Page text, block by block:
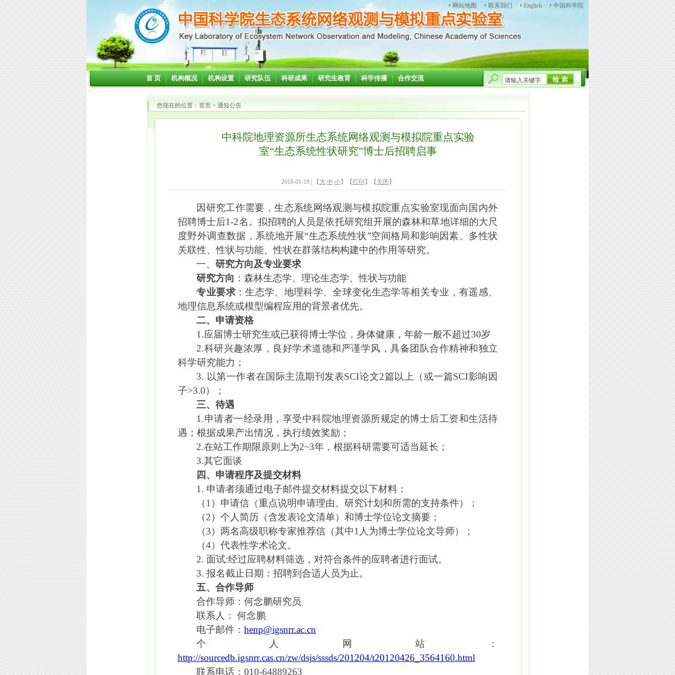
网站地图 联系我们 English 中国科学院
首 页 机构概况 机构设置 研究队伍 科研成果 研究生教育 科学传播 合作交流
您现在的位置： 首页 > 通知公告
中科院地理资源所生态系统网络观测与模拟院重点实验
室“生态系统性状研究”博士后招聘启事
2018-01-19 | 【 大 中 小】【打印 】【 关闭 】
因研究工作需要，生态系统网络观测与模拟院重点实验室现面向国内外
招聘博士后1-2名 。拟招聘的人员是依托研究组开展的森林和草地详细的大尺
度野外调查数据，系统地开展“生态系统性状”空间格局和影响因素、多性状
关联性、性状与功能、性状在群落结构构建中的作用等研究。
一、研究方向及专业要求
研究方向 ：森林生态学、理论生态学、性状与功能
专业要求：生态学、地理科学、全球变化生态学等相关专业，有遥感、
地理信息系统或模型编程应用的背景者优先。
二、申请资格
1.应届博士研究生或已获得博士学位，身体健康，年龄一般不超过30岁
2.科研兴趣浓厚，良好学术道德和严谨学风，具备团队合作精神和独立
科学研究能力；
3. 以第一作者在国际主流期刊发表SCI论文2篇以上（或一篇SCI影响因
子>3.0）
；
三、待遇
1.申请者一经录用，享受中科院地理资源所规定的博士后工资和生活待
遇；根据成果产出情况，执行绩效奖励；
2.在站工作期限原则上为2~3年，根据科研需要可适当延长；
3.其它面谈
四、申请程序及提交材料
1. 申请者须通过电子邮件提交材料提交以下材料：
（1 ）申请信（重点说明申请理由、研究计划和所需的支持条件）；
（2）个人简历（含发表论文清单）和博士学位论文摘要；
（3）两名高级职称专家推荐信（其中1 人为博士学位论文导师）；
（4）代表性学术论文。
2.面试:经过应聘材料筛选，对符合条件的应聘者进行面试。
3.报名截止日期：招聘到合适人员为止。
五、合作导师
合作导师：何念鹏研究员
联系人： 何念鹏
电子邮件：henp@igsnrr.ac.cn
个人网站：
http://sourcedb.igsnrr.cas.cn/zw/dsjs/sssds/201204/t20120426_3564160.html
联系电话：010-64889263